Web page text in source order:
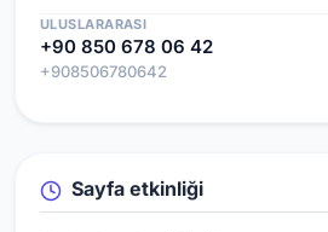
ULUSLARARASI
+90 850 678 06 42
+908506780642
Sayfa etkinliği